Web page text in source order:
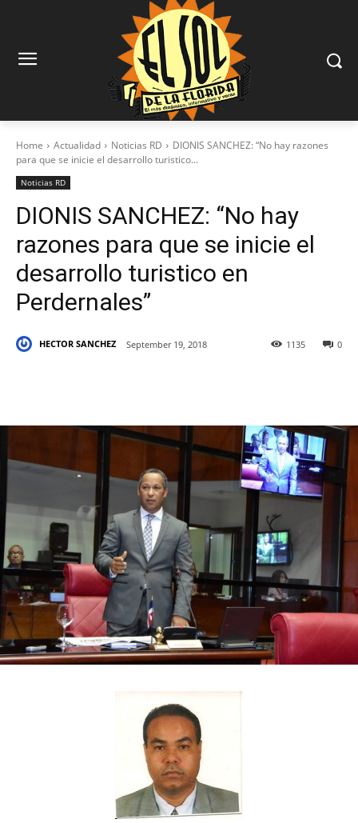
Home Actualidad Noticias RD
DIONIS SANCHEZ: “No hay razones
para que se inicie el desarrollo turistico...
Noticias RD
DIONIS SANCHEZ: “No hay
razones para que se inicie el
desarrollo turistico en
Perdernales”
HECTOR SANCHEZ September 19, 2018 0
1135